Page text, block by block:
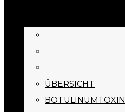
ÜBERSICHT
BOTULINUMTOXIN